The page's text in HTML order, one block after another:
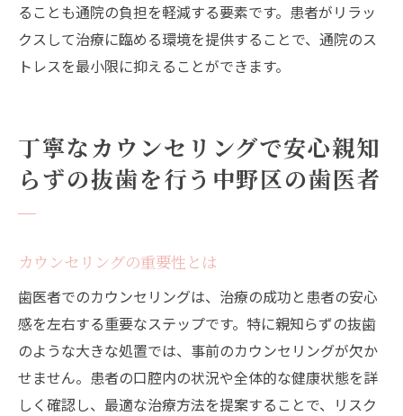
ることも通院の負担を軽減する要素です。患者がリラッ
クスして治療に臨める環境を提供することで、通院のス
トレスを最小限に抑えることができます。
丁寧なカウンセリングで安心親知
らずの抜歯を行う中野区の歯医者
カウンセリングの重要性とは
歯医者でのカウンセリングは、治療の成功と患者の安心
感を左右する重要なステップです。特に親知らずの抜歯
のような大きな処置では、事前のカウンセリングが欠か
せません。患者の口腔内の状況や全体的な健康状態を詳
しく確認し、最適な治療方法を提案することで、リスク